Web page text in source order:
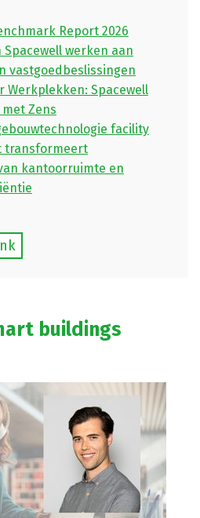
Report 2026
Spacewell werken aan
vastgoedbeslissingen
Werkplekken: Spacewell
Zens
facility
transformeert
kantoorruimte en
buildings